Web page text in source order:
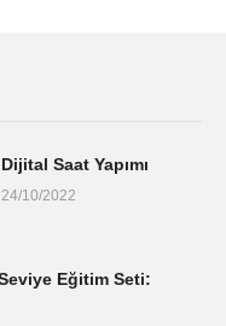
Saat Yapımı
24/10/2022
Eğitim Seti: